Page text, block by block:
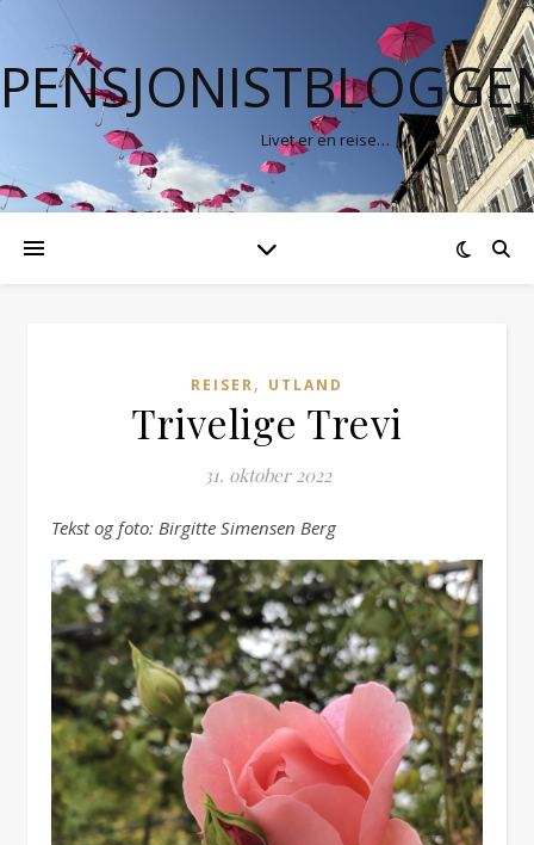
Livet er en reise…
REISER, UTLAND
Trivelige Trevi
31. oktober 2022
Tekst og foto: Birgitte Simensen Berg